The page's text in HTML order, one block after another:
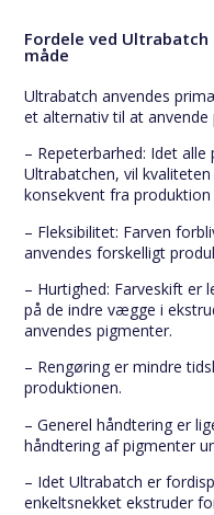
Fordele ved
måde
Ultrabatch anvendes
et alternativ til at anvende
– Repeterbarhed: Idet
Ultrabatchen, vil
konsekvent fra
– Fleksibilitet: Farven
anvendes forskelligt
– Hurtighed: Farveskift er
på de indre vægge i
anvendes pigmenter.
– Rengøring er mindre
produktionen.
– Generel håndtering er
håndtering af pigmenter
– Idet Ultrabatch er
enkeltsnekket ekstruder